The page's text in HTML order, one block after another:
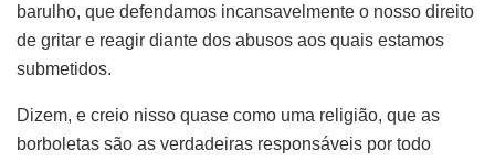
barulho, que defendamos incansavelmente o nosso direito
de gritar e reagir diante dos abusos aos quais estamos
submetidos.
Dizem, e creio nisso quase como uma religião, que as
borboletas são as verdadeiras responsáveis por todo